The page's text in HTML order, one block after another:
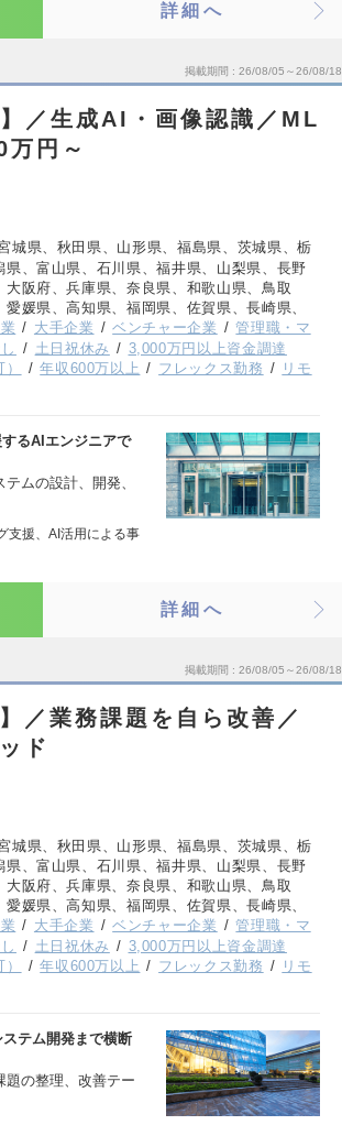
詳細へ
掲載期間 26/08/05～26/08/18
／生成AI・画像認識／ML
円～
城県、秋田県、山形県、福島県、茨城県、栃
、富山県、石川県、福井県、山梨県、長野
阪府、兵庫県、奈良県、和歌山県、鳥取
媛県、高知県、福岡県、佐賀県、長崎県、
大手企業 ベンチャー企業
管理職・マ
土日祝休み
3,000万円以上資金調達
年収600万以上 フレックス勤務
リモ
るAIエンジニアで
ムの設計、開発、
支援、AI活用による事
詳細へ
掲載期間 26/08/05～26/08/18
／業務課題を自ら改善／
ド
城県、秋田県、山形県、福島県、茨城県、栃
、富山県、石川県、福井県、山梨県、長野
阪府、兵庫県、奈良県、和歌山県、鳥取
媛県、高知県、福岡県、佐賀県、長崎県、
大手企業 ベンチャー企業
管理職・マ
土日祝休み
3,000万円以上資金調達
年収600万以上 フレックス勤務
リモ
テム開発まで横断
題の整理、改善テー